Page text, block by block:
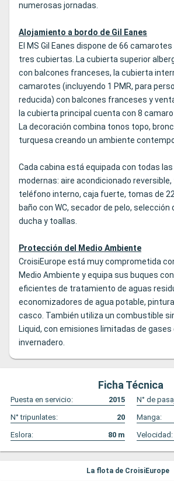
numerosas jornadas.
Alojamiento a bordo de Gil Eanes
El MS Gil Eanes dispone de 66
tres cubiertas. La cubierta superior
con balcones franceses, la cubierta
camarotes (incluyendo 1 PMR, para
reducida) con balcones franceses y
la cubierta principal cuenta con 8
La decoración combina tonos topo,
turquesa creando un ambiente
Cada cabina está equipada con todas
modernas: aire acondicionado reversible,
teléfono interno, caja fuerte, tomas de
baño con WC, secador de pelo,
ducha y toallas.
Protección del Medio Ambiente
CroisiEurope está muy comprometida
Medio Ambiente y equipa sus buques
eficientes de tratamiento de aguas
economizadores de agua potable,
casco. También utiliza un combustible
Liquid, con emisiones limitadas de
invernadero.
Ficha Técnica
Puesta en servicio: 2015 N° de
N° tripunlates:
20 Manga:
Eslora:
80 m Velocidad:
La flota de CroisiEurope